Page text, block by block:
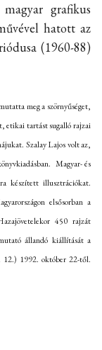
grafikus
hatott az
(1960-88)
meg a szörnyűséget,
etikai tartást sugalló rajzai
Szalay Lajos volt az,
Magyar- és
készített illusztrációkat.
elsősorban a
450 rajzát
állandó kiállítását a
1992. október 22-től.